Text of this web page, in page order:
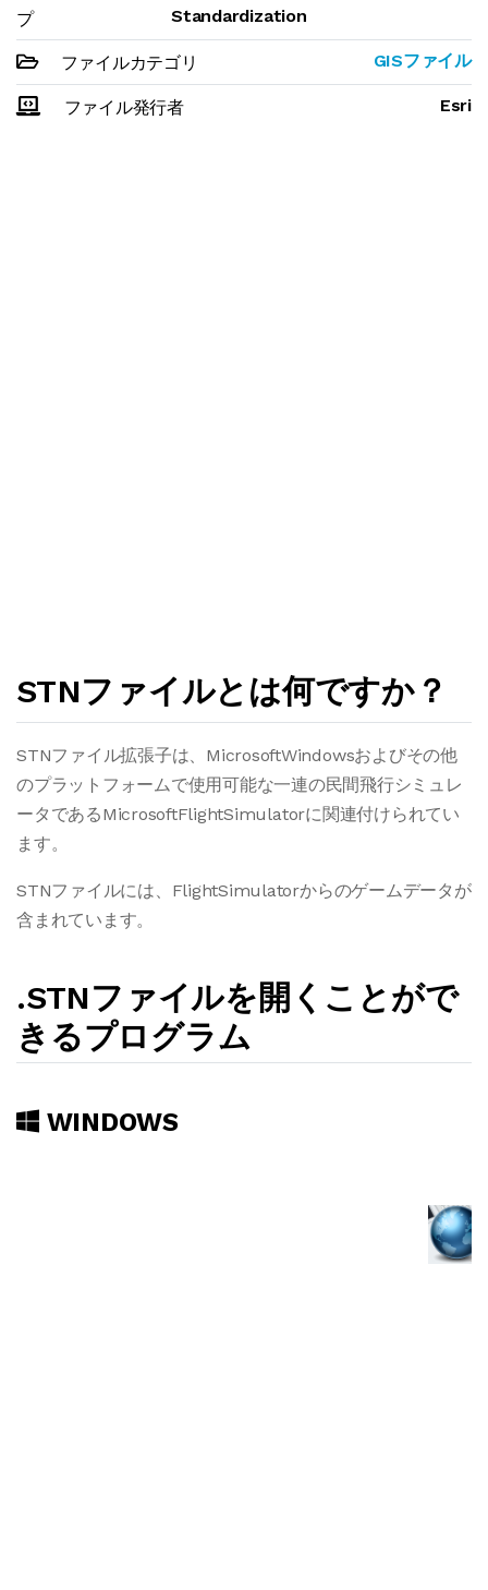
プ
Standardization
ファイルカテゴリ GISファイル
ファイル発行者 Esri
STNファイルとは何ですか？
STNファイル拡張子は、MicrosoftWindowsおよびその他
のプラットフォームで使用可能な一連の民間飛行シミュレ
ータであるMicrosoftFlightSimulatorに関連付けられてい
ます。
STNファイルには、FlightSimulatorからのゲームデータが
含まれています。
.STNファイルを開くことがで
きるプログラム
WINDOWS